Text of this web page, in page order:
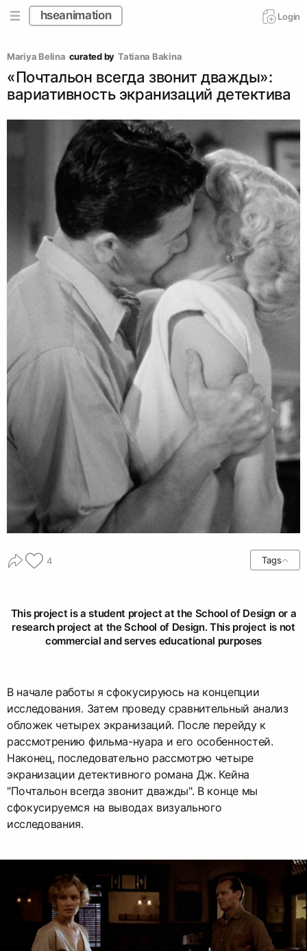
hseanimation Login
Mariya Belina curated by Tatiana Bakina
«Почтальон всегда звонит дважды»:
вариативность экранизаций детектива
4 Tags
This project is a student project at the School of Design or a
research project at the School of Design. This project is not
commercial and serves educational purposes
В начале работы я сфокусируюсь на концепции
исследования. Затем проведу сравнительный анализ
обложек четырех экранизаций. После перейду к
рассмотрению фильма-нуара и его особенностей.
Наконец, последовательно рассмотрю четыре
экранизации детективного романа Дж. Кейна
"Почтальон всегда звонит дважды". В конце мы
сфокусируемся на выводах визуального
исследования.